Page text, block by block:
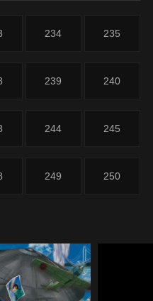
化生物來襲!!兩津為
那裡的住戶每個都是
234 235
239 240
244 245
249 250